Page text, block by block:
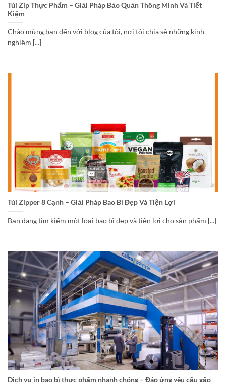
Túi Zip Thực Phẩm – Giải Pháp Bảo Quản Thông Minh Và Tiết
Kiệm
Chào mừng bạn đến với blog của tôi, nơi tôi chia sẻ những kinh
nghiệm [...]
Túi Zipper 8 Cạnh – Giải Pháp Bao Bì Đẹp Và Tiện Lợi
Bạn đang tìm kiếm một loại bao bì đẹp và tiện lợi cho sản phẩm [...]
Dịch vụ in bao bì thực phẩm nhanh chóng – Đáp ứng yêu cầu gấp